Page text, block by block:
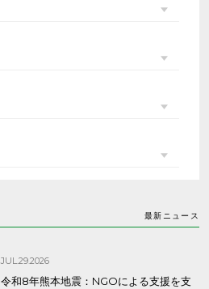
最新ニュース
JUL.29.2026
令和8年熊本地震：NGOによる支援を支